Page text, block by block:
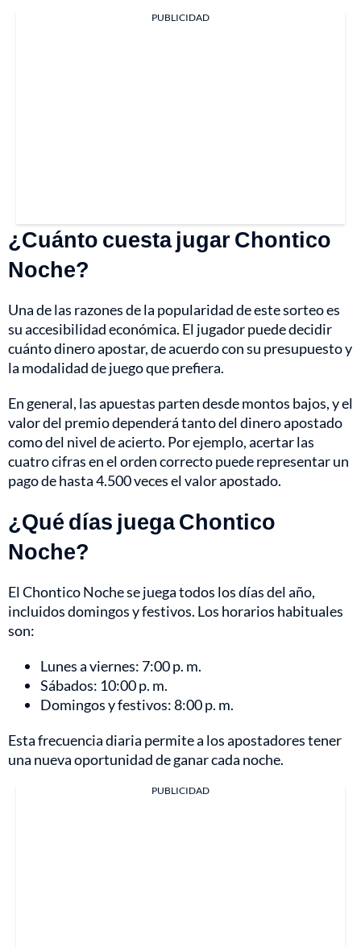
PUBLICIDAD
¿Cuánto cuesta jugar Chontico
Noche?
Una de las razones de la popularidad de este sorteo es
su accesibilidad económica. El jugador puede decidir
cuánto dinero apostar, de acuerdo con su presupuesto y
la modalidad de juego que prefiera.
En general, las apuestas parten desde montos bajos, y el
valor del premio dependerá tanto del dinero apostado
como del nivel de acierto. Por ejemplo, acertar las
cuatro cifras en el orden correcto puede representar un
pago de hasta 4.500 veces el valor apostado.
¿Qué días juega Chontico
Noche?
El Chontico Noche se juega todos los días del año,
incluidos domingos y festivos. Los horarios habituales
son:
Lunes a viernes: 7:00 p. m.
Sábados: 10:00 p. m.
Domingos y festivos: 8:00 p. m.
Esta frecuencia diaria permite a los apostadores tener
una nueva oportunidad de ganar cada noche.
PUBLICIDAD